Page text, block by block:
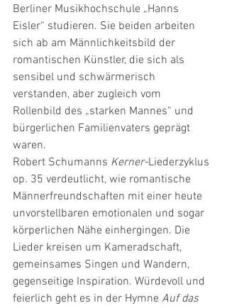
Berliner Musikhochschule „Hanns
Eisler“ studieren. Sie beiden arbeiten
sich ab am Männlichkeitsbild der
romantischen Künstler, die sich als
sensibel und schwärmerisch
verstanden, aber zugleich vom
Rollenbild des „starken Mannes“ und
bürgerlichen Familienvaters geprägt
waren.
Robert Schumanns Kerner-Liederzyklus
op. 35 verdeutlicht, wie romantische
Männerfreundschaften mit einer heute
unvorstellbaren emotionalen und sogar
körperlichen Nähe einhergingen. Die
Lieder kreisen um Kameradschaft,
gemeinsames Singen und Wandern,
gegenseitige Inspiration. Würdevoll und
feierlich geht es in der Hymne Auf das